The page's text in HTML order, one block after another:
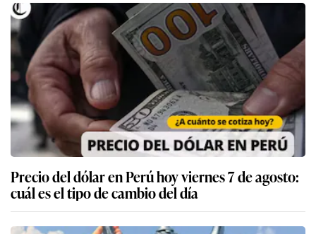
Precio del dólar en Perú hoy viernes 7 de agosto:
cuál es el tipo de cambio del día